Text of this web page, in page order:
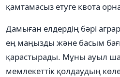
қамтамасыз етуге квота
Дамыған елдердің бəрі
ең маңызды жəне басым
қарастырады. Мұны ауыл
мемлекеттік қолдаудың